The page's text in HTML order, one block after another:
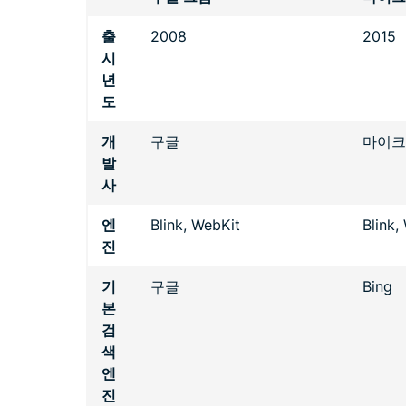
출
시
년
도
2008 2015
개
발
사
구글 마이
엔
진
Blink, WebKit Blink,
기
본
검
색
엔
진
구글 Bing